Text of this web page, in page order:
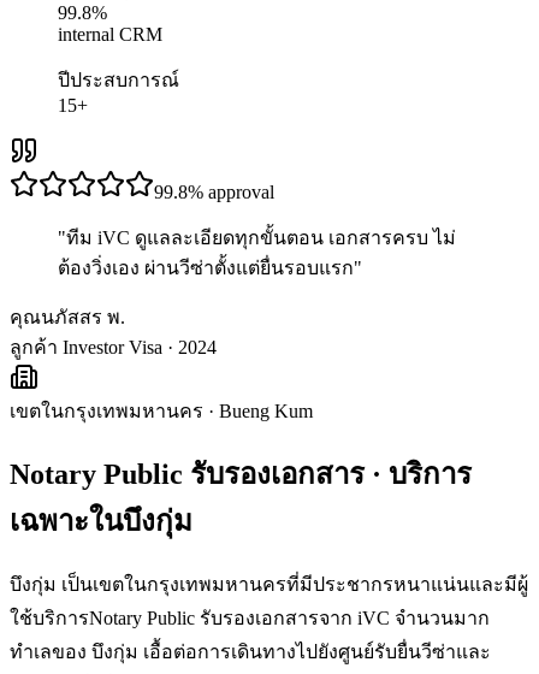
99.8%
internal CRM
ปีประสบการณ์
15+
99.8% approval
"ทีม iVC ดูแลละเอียดทุกขั้นตอน เอกสารครบ ไม่
ต้องวิ่งเอง ผ่านวีซ่าตั้งแต่ยื่นรอบแรก"
คุณนภัสสร พ.
ลูกค้า Investor Visa · 2024
เขตในกรุงเทพมหานคร · Bueng Kum
Notary Public รับรองเอกสาร· บริการ
เฉพาะในบึงกุ่ม
บึงกุ่ม เป็นเขตในกรุงเทพมหานครที่มีประชากรหนาแน่นและมีผู้
ใช้บริการNotary Public รับรองเอกสารจาก iVC จำนวนมาก
ทำเลของ บึงกุ่ม เอื้อต่อการเดินทางไปยังศูนย์รับยื่นวีซ่าและ